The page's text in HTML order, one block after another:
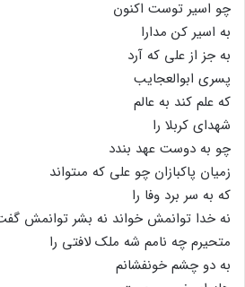
چو اسیر توست اکنون
به اسیر کن مدارا
به جز از على که آرد
پسرى ابوالعجایب
که علم کند به عالم
شهداى کربلا را
چو به دوست عهد بندد
زمیان پاکبازان چو على که مى‏تواند
که به سر برد وفا را
نه خدا توانمش خواند نه بشر توانمش
متحیرم چه نامم شه ملک لافتى را
به دو چشم خونفشانم